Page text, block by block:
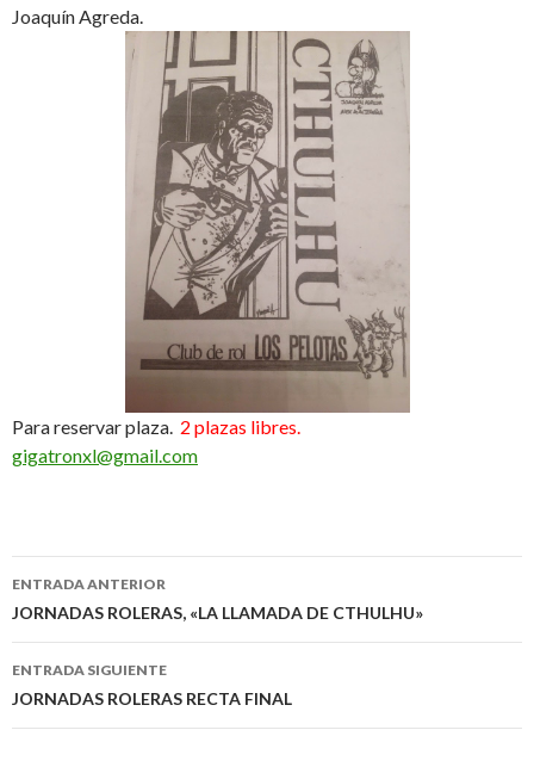
Joaquín Agreda.
Para reservar plaza. 2 plazas libres.
gigatronxl@gmail.com
Ir a la entrada
ENTRADA ANTERIOR
JORNADAS ROLERAS, «LA LLAMADA DE CTHULHU»
ENTRADA SIGUIENTE
JORNADAS ROLERAS RECTA FINAL